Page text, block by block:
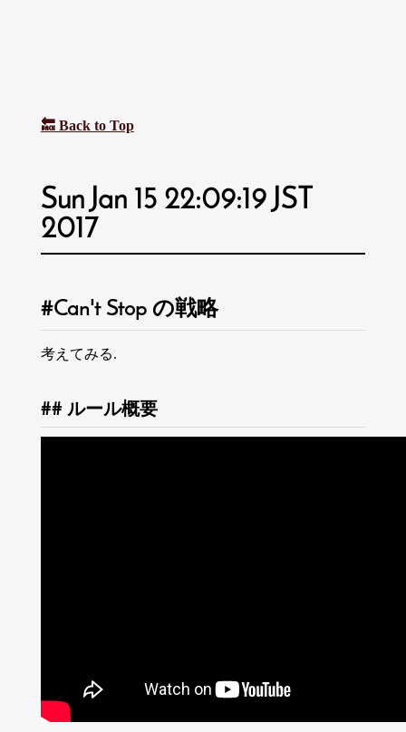
🔙 Back to Top
Sun Jan 15 22:09:19 JST
2017
Can't Stop の戦略
考えてみる.
ルール概要